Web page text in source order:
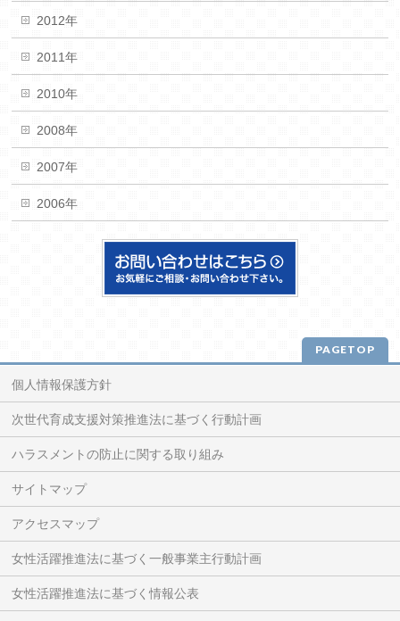
2012年
2011年
2010年
2008年
2007年
2006年
PAGETOP
個人情報保護方針
次世代育成支援対策推進法に基づく行動計画
ハラスメントの防止に関する取り組み
サイトマップ
アクセスマップ
女性活躍推進法に基づく一般事業主行動計画
女性活躍推進法に基づく情報公表